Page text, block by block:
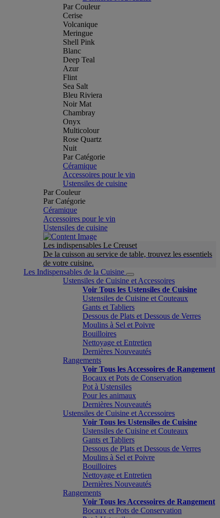
Par Couleur
Cerise
Volcanique
Meringue
Shell Pink
Blanc
Deep Teal
Azur
Flint
Sea Salt
Bleu Riviera
Noir Mat
Chambray
Onyx
Multicolour
Rose Quartz
Nuit
Par Catégorie
Céramique
Accessoires pour le vin
Ustensiles de cuisine
Par Couleur
Par Catégorie
Céramique
Accessoires pour le vin
Ustensiles de cuisine
Les indispensables Le Creuset
De la cuisson au service de table, trouvez les essentiels
de votre cuisine.
Les Indispensables de la Cuisine
Ustensiles de Cuisine et Accessoires
Voir Tous les Ustensiles de Cuisine
Ustensiles de Cuisine et Couteaux
Gants et Tabliers
Dessous de Plats et Dessous de Verres
Moulins à Sel et Poivre
Bouilloires
Nettoyage et Entretien
Dernières Nouveautés
Rangements
Voir Tous les Accessoires de Rangement
Bocaux et Pots de Conservation
Pot à Ustensiles
Pour les animaux
Dernières Nouveautés
Ustensiles de Cuisine et Accessoires
Voir Tous les Ustensiles de Cuisine
Ustensiles de Cuisine et Couteaux
Gants et Tabliers
Dessous de Plats et Dessous de Verres
Moulins à Sel et Poivre
Bouilloires
Nettoyage et Entretien
Dernières Nouveautés
Rangements
Voir Tous les Accessoires de Rangement
Bocaux et Pots de Conservation